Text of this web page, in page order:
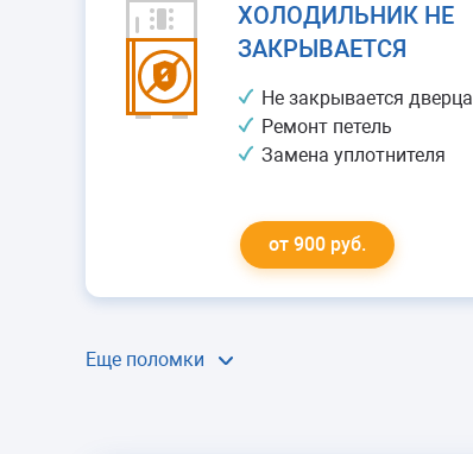
ХОЛОДИЛЬНИК НЕ
ЗАКРЫВАЕТСЯ
Не закрывается дверца
Ремонт петель
Замена уплотнителя
от 900 руб.
Еще поломки